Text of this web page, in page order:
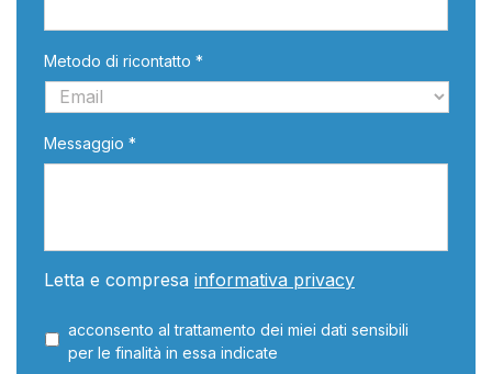
Metodo di ricontatto *
Messaggio *
Letta e compresa informativa privacy
acconsento al trattamento dei miei dati sensibili
per le finalità in essa indicate